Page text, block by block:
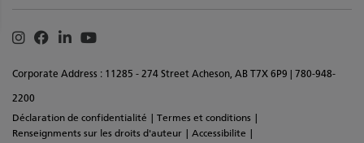
Corporate Address : 11285 - 274 Street Acheson, AB T7X 6P9 | 780-948-
2200
Déclaration de confidentialité
Termes et conditions
Renseignments sur les droits d'auteur
Accessibilite
Instagram
Facebook
LinkedinYoutube